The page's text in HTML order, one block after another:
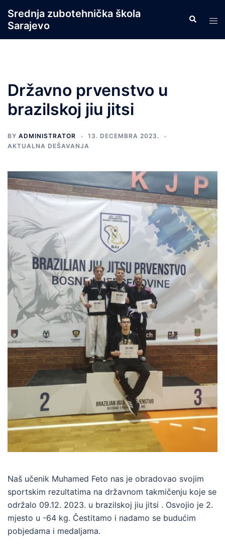
content
Srednja zubotehnička škola
Sarajevo
Search
Državno prvenstvo u
brazilskoj jiu jitsi
BY ADMINISTRATOR
13. DECEMBRA 2023.
AKTUALNA DEŠAVANJA
Naš učenik Muhamed Feto nas je obradovao svojim
sportskim rezultatima na državnom takmičenju koje se
održalo 09.12. 2023. u brazilskoj jiu jitsi . Osvojio je 2.
mjesto u -64 kg. Čestitamo i nadamo se budućim
pobjedama i medaljama.